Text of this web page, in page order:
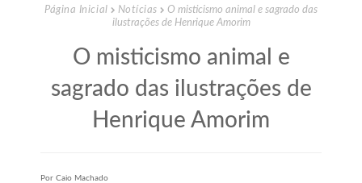
Página Inicial Notícias
O misticismo animal e sagrado das
ilustrações de Henrique Amorim
O misticismo animal e
sagrado das ilustrações de
Henrique Amorim
Por Caio Machado